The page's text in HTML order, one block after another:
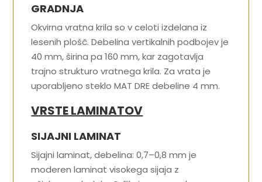
GRADNJA
Okvirna vratna krila so v celoti izdelana iz
lesenih plošč. Debelina vertikalnih podbojev je
40 mm, širina pa 160 mm, kar zagotavlja
trajno strukturo vratnega krila. Za vrata je
uporabljeno steklo MAT DRE debeline 4 mm.
VRSTE LAMINATOV
SIJAJNI LAMINAT
Sijajni laminat, debelina: 0,7–0,8 mm je
moderen laminat visokega sijaja z